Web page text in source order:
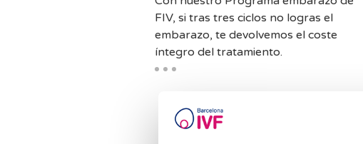
FIV, si tras tres ciclos no logras el
embarazo, te devolvemos el coste
íntegro del tratamiento.